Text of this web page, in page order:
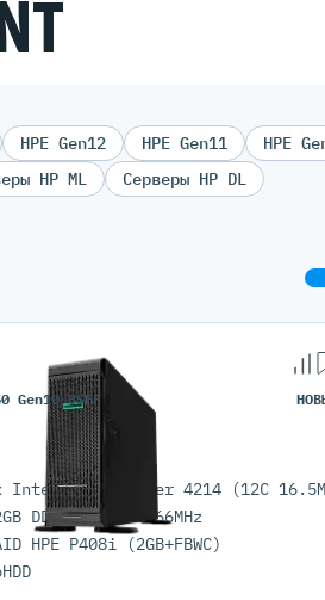
HPE Gen12 HPE Gen11 HPE
HP ML Серверы HP DL
Gen10 8SFF
DDR4 RDIMM 2666MHz
HPE P408i (2GB+FBWC)